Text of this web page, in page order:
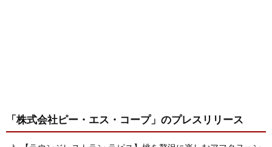
「株式会社ピー・エス・コープ」 のプレスリリース